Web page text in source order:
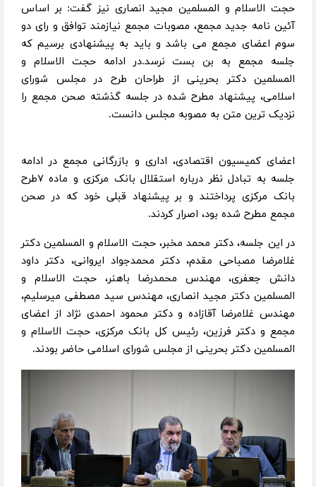
حجت الاسلام و المسلمین مجید انصاری نیز گفت: بر اساس
آئین نامه جدید مجمع، مصوبات مجمع نیازمند توافق و رای دو
سوم اعضای مجمع می باشد و باید به پیشنهادی برسیم که
جلسه مجمع به بن بست نرسد.در ادامه حجت الاسلام و
المسلمین دکتر بحرینی از طراحان طرح در مجلس شورای
اسلامی، پیشنهاد مطرح شده در جلسه گذشته صحن مجمع را
نزدیک ترین متن به مصوبه مجلس دانست.
اعضای کمیسیون اقتصادی، اداری و بازرگانی مجمع در ادامه
جلسه به تبادل نظر درباره استقلال بانک مرکزی و ماده ۷طرح
بانک مرکزی پرداختند و بر پیشنهاد قبلی خود که در صحن
مجمع مطرح شده بود، اصرار کردند.
در این جلسه، دکتر محمد مخبر، حجت الاسلام و المسلمین دکتر
غلامرضا مصباحی مقدم، دکتر محمدجواد ایروانی، دکتر داود
دانش جعفری، مهندس محمدرضا باهنر، حجت الاسلام و
المسلمین دکتر مجید انصاری، مهندس سید مصطفی میرسلیم،
مهندس غلامرضا آقازاده و دکتر محمود احمدی نژاد از اعضای
مجمع و دکتر فرزین، رئیس کل بانک مرکزی، حجت الاسلام و
المسلمین دکتر بحرینی از مجلس شورای اسلامی حاضر بودند.